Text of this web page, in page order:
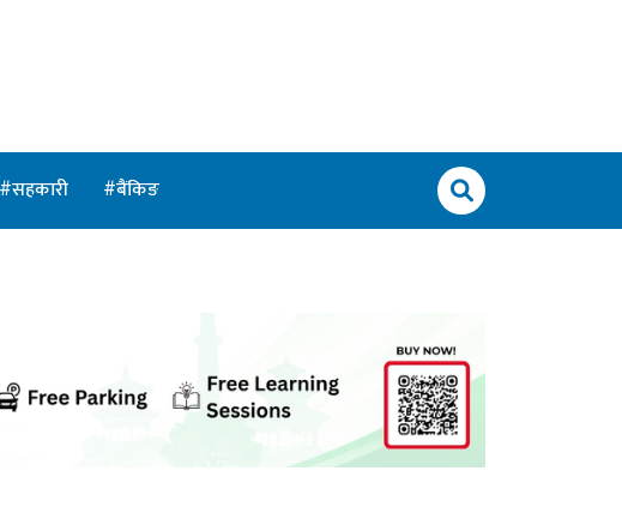
सहकारी बैंकिङ